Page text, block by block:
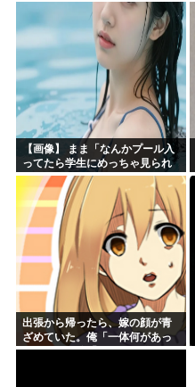
真集】
【画像】 まま「なんかプール入
ってたら学生にめっちゃ見られ
たw」
出張から帰ったら、嫁の顔が青
ざめていた。俺「一体何があっ
たんだ？」嫁「…」→子供たち